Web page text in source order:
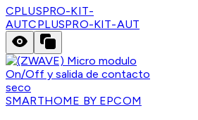
CPLUSPRO-KIT-
AUTCPLUSPRO-KIT-AUT
SMARTHOME BY EPCOM